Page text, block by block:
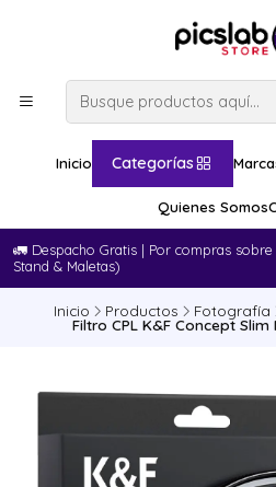
Inicio Categorías
Quienes Somos
🚛​ Despacho Gratis | Por compras
Stand & Maletas)
Inicio Productos Fotografía
Filtro CPL K&F Concept